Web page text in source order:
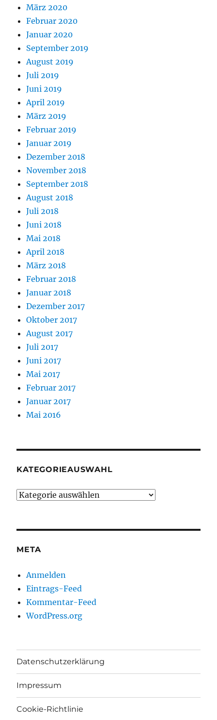
März 2020
Februar 2020
Januar 2020
September 2019
August 2019
Juli 2019
Juni 2019
April 2019
März 2019
Februar 2019
Januar 2019
Dezember 2018
November 2018
September 2018
August 2018
Juli 2018
Juni 2018
Mai 2018
April 2018
März 2018
Februar 2018
Januar 2018
Dezember 2017
Oktober 2017
August 2017
Juli 2017
Juni 2017
Mai 2017
Februar 2017
Januar 2017
Mai 2016
KATEGORIEAUSWAHL
Kategorieauswahl
META
Anmelden
Eintrags-Feed
Kommentar-Feed
WordPress.org
Datenschutzerklärung
Impressum
Cookie-Richtlinie